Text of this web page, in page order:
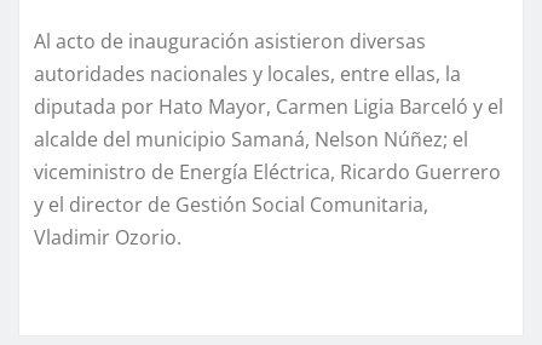
Al acto de inauguración asistieron diversas
autoridades nacionales y locales, entre ellas, la
diputada por Hato Mayor, Carmen Ligia Barceló y el
alcalde del municipio Samaná, Nelson Núñez; el
viceministro de Energía Eléctrica, Ricardo Guerrero
y el director de Gestión Social Comunitaria,
Vladimir Ozorio.